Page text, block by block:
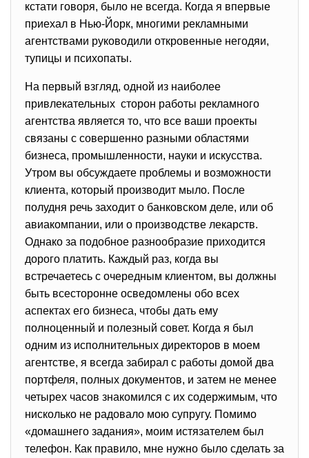
кстати говоря, было не всегда. Когда я впервые
приехал в Нью-Йорк, многими рекламными
агентствами руководили откровенные негодяи,
тупицы и психопаты.
На первый взгляд, одной из наиболее
привлекательных сторон работы рекламного
агентства является то, что все ваши проекты
связаны с совершенно разными областями
бизнеса, промышленности, науки и искусства.
Утром вы обсуждаете проблемы и возможности
клиента, который производит мыло. После
полудня речь заходит о банковском деле, или об
авиакомпании, или о производстве лекарств.
Однако за подобное разнообразие приходится
дорого платить. Каждый раз, когда вы
встречаетесь с очередным клиентом, вы должны
быть всесторонне осведомлены обо всех
аспектах его бизнеса, чтобы дать ему
полноценный и полезный совет. Когда я был
одним из исполнительных директоров в моем
агентстве, я всегда забирал с работы домой два
портфеля, полных документов, и затем не менее
четырех часов знакомился с их содержимым, что
нисколько не радовало мою супругу. Помимо
«домашнего задания», моим истязателем был
телефон. Как правило, мне нужно было сделать за